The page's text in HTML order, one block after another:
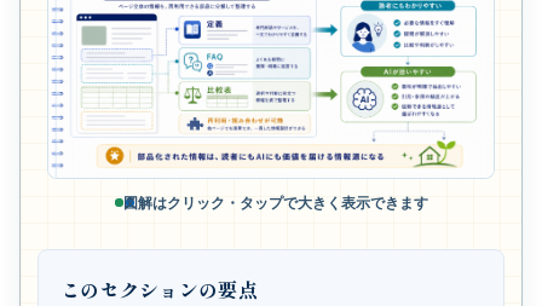
図解はクリック・タップで大きく表示できます
このセクションの要点